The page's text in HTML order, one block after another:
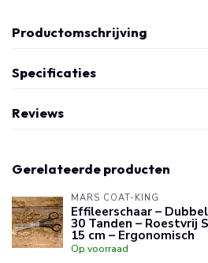
Productomschrijving
Specificaties
Reviews
Gerelateerde producten
MARS COAT-KING
Effileerschaar –
30 Tanden – Roestvrij
15 cm – Ergonomisch
Op voorraad